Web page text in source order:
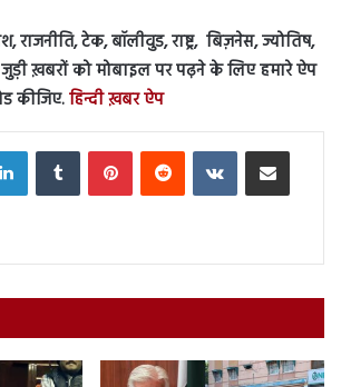
राजनीति, टेक, बॉलीवुड, राष्ट्र, बिज़नेस, ज्योतिष,
ख़बरों को मोबाइल पर पढ़ने के लिए हमारे ऐप
कीजिए.हिन्दी ख़बर ऐप
LinkedInTumblr PinterestReddit VKontakteShare via Email